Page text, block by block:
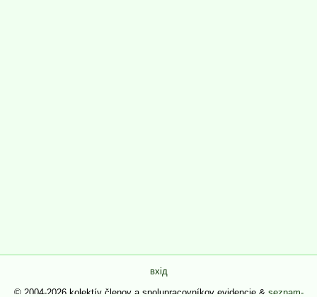
вхід
© 2004-2026 kolektív členov a spolupracovníkov evidencie & seznam-